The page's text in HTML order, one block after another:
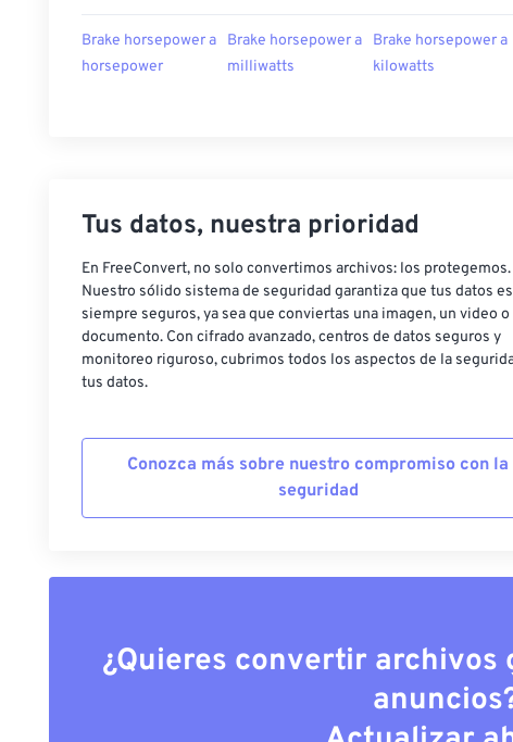
Brake horsepower a
horsepower
Brake horsepower a
milliwatts
Brake horsepower a
kilowatts
Tus datos, nuestra prioridad
En FreeConvert, no solo convertimos archivos: los protegemos.
Nuestro sólido sistema de seguridad garantiza que tus datos
siempre seguros, ya sea que conviertas una imagen, un video o
documento. Con cifrado avanzado, centros de datos seguros y
monitoreo riguroso, cubrimos todos los aspectos de la
tus datos.
Conozca más sobre nuestro compromiso con la
seguridad
¿Quieres convertir archivos